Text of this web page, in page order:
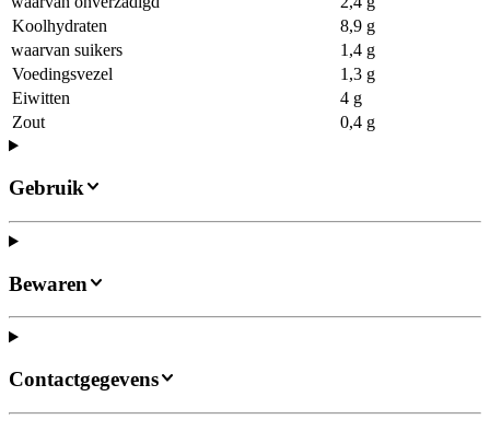
Koolhydraten
8,9 g
waarvan suikers
1,4 g
Voedingsvezel
1,3 g
Eiwitten
4 g
Zout
0,4 g
Gebruik
Bewaren
Contactgegevens